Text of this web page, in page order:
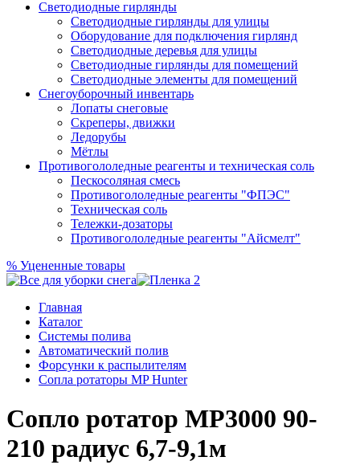
Светодиодные гирлянды
Светодиодные гирлянды для улицы
Оборудование для подключения гирлянд
Светодиодные деревья для улицы
Светодиодные гирлянды для помещений
Светодиодные элементы для помещений
Снегоуборочный инвентарь
Лопаты снеговые
Скреперы, движки
Ледорубы
Мётлы
Противогололедные реагенты и техническая соль
Пескосоляная смесь
Противогололедные реагенты "ФПЭС"
Техническая соль
Тележки-дозаторы
Противогололедные реагенты "Айсмелт"
% Уцененные товары
Главная
Каталог
Системы полива
Автоматический полив
Форсунки к распылителям
Сопла ротаторы MP Hunter
Сопло ротатор MP3000 90-
210 радиус 6,7-9,1м